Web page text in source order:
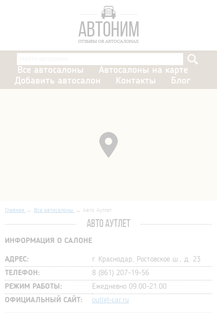
Все автосалоны
Автосалоны на карте
Добавить автосалон
Контакты Блог
Главная Все автосалоны Авто Аутлет
АВТО АУТЛЕТ
ИНФОРМАЦИЯ О САЛОНЕ
АДРЕС:
г. Краснодар, Ростовское ш., д. 23
ТЕЛЕФОН:
8 (861) 207-19-56
РЕЖИМ РАБОТЫ:
Ежедневно 09:00-21:00
ОФИЦИАЛЬНЫЙ САЙТ:
outlet-car.ru